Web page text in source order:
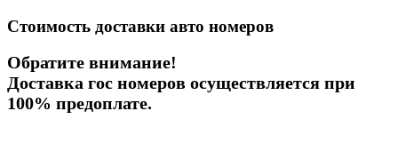
Стоимость доставки авто номеров
Обратите внимание!
Доставка гос номеров осуществляется при
100% предоплате.